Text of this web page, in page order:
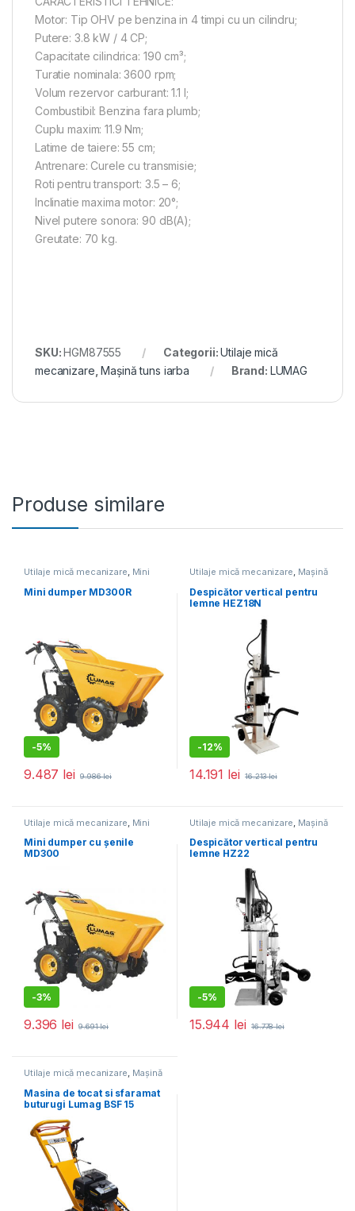
Motor: Tip OHV pe benzina in 4 timpi cu un cilindru;
Putere: 3.8 kW / 4 CP;
Capacitate cilindrica: 190 cm³;
Turatie nominala: 3600 rpm;
Volum rezervor carburant: 1.1 l;
Combustibil: Benzina fara plumb;
Cuplu maxim: 11.9 Nm;
Latime de taiere: 55 cm;
Antrenare: Curele cu transmisie;
Roti pentru transport: 3.5 – 6;
Inclinatie maxima motor: 20°;
Nivel putere sonora: 90 dB(A);
Greutate: 70 kg.
SKU:HGM87555 Categorii:Utilaje mică
mecanizare ,Mașină tuns iarba Brand: LUMAG
Produse similare
Utilaje mică mecanizare, Mini
Mini dumper MD300R
-5%
9.487 lei 9.986lei
Utilaje mică mecanizare, Mașină
de tocat/despicat lemne
Despicător vertical pentru
lemne HEZ18N
-12%
14.191 lei 16.213lei
Utilaje mică mecanizare Mini
dumper
Mini dumper cu șenile
MD300
-3%
9.396 lei 9.691lei
Utilaje mică mecanizare Mașină
de tocat/despicat lemne
Despicător vertical pentru
lemne HZ22
-5%
15.944 lei 16.778lei
Utilaje mică mecanizare, Mașină
de frezat rădăcini
Masina de tocat si sfaramat
buturugi Lumag BSF 15